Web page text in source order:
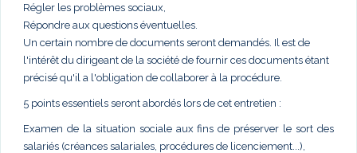
Régler les problèmes sociaux,
Répondre aux questions éventuelles.
Un certain nombre de documents seront demandés. Il est de
l'intérêt du dirigeant de la société de fournir ces documents étant
précisé qu'il a l'obligation de collaborer à la procédure.
5 points essentiels seront abordés lors de cet entretien :
Examen de la situation sociale aux fins de préserver le sort des
salariés (créances salariales, procédures de licenciement...),